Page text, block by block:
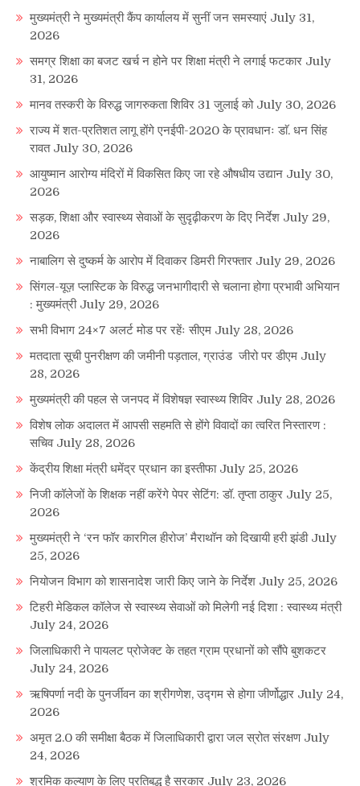
मुख्यमंत्री ने मुख्यमंत्री कैंप कार्यालय में सुनीं जन समस्याएं July 31,
2026
समग्र शिक्षा का बजट खर्च न होने पर शिक्षा मंत्री ने लगाई फटकार July
31, 2026
मानव तस्करी के विरुद्ध जागरुकता शिविर 31 जुलाई को July 30, 2026
राज्य में शत-प्रतिशत लागू होंगे एनईपी-2020 के प्रावधानः डाॅ. धन सिंह
रावत July 30, 2026
आयुष्मान आरोग्य मंदिरों में विकसित किए जा रहे औषधीय उद्यान July 30,
2026
सड़क, शिक्षा और स्वास्थ्य सेवाओं के सुदृढ़ीकरण के दिए निर्देश July 29,
2026
नाबालिग से दुष्कर्म के आरोप में दिवाकर डिमरी गिरफ्तार July 29, 2026
सिंगल-यूज़ प्लास्टिक के विरुद्ध जनभागीदारी से चलाना होगा प्रभावी अभियान
: मुख्यमंत्री July 29, 2026
सभी विभाग 24×7 अलर्ट मोड पर रहेंः सीएम July 28, 2026
मतदाता सूची पुनरीक्षण की जमीनी पड़ताल, ग्राउंड जीरो पर डीएम July
28, 2026
मुख्यमंत्री की पहल से जनपद में विशेषज्ञ स्वास्थ्य शिविर July 28, 2026
विशेष लोक अदालत में आपसी सहमति से होंगे विवादों का त्वरित निस्तारण :
सचिव July 28, 2026
केंद्रीय शिक्षा मंत्री धमेंद्र प्रधान का इस्तीफा July 25, 2026
निजी कॉलेजों के शिक्षक नहीं करेंगे पेपर सेटिंग: डॉ. तृप्ता ठाकुर July 25,
2026
मुख्यमंत्री ने ‘रन फॉर कारगिल हीरोज’ मैराथॉन को दिखायी हरी झंडी July
25, 2026
नियोजन विभाग को शासनादेश जारी किए जाने के निर्देश July 25, 2026
टिहरी मेडिकल कॉलेज से स्वास्थ्य सेवाओं को मिलेगी नई दिशा : स्वास्थ्य मंत्री
July 24, 2026
जिलाधिकारी ने पायलट प्रोजेक्ट के तहत ग्राम प्रधानों को सौंपे बुशकटर
July 24, 2026
ऋषिपर्णा नदी के पुनर्जीवन का श्रीगणेश, उद्गम से होगा जीर्णोद्धार July 24,
2026
अमृत 2.0 की समीक्षा बैठक में जिलाधिकारी द्वारा जल स्रोत संरक्षण July
24, 2026
श्रमिक कल्याण के लिए प्रतिबद्ध है सरकार July 23, 2026